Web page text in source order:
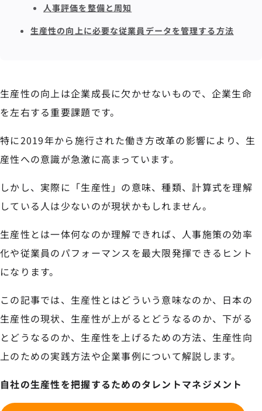
人事評価を整備と周知
生産性の向上に必要な従業員データを管理する方法
生産性の向上は企業成長に欠かせないもので、企業生命
を左右する重要課題です。
特に2019年から施行された働き方改革の影響により、生
産性への意識が急激に高まっています。
しかし、実際に「生産性」の意味、種類、計算式を理解
している人は少ないのが現状かもしれません。
生産性とは一体何なのか理解できれば、人事施策の効率
化や従業員のパフォーマンスを最大限発揮できるヒント
になります。
この記事では、生産性とはどういう意味なのか、日本の
生産性の現状、生産性が上がるとどうなるのか、下がる
とどうなるのか、生産性を上げるための方法、生産性向
上のための実践方法や企業事例について解説します。
自社の生産性を把握するためのタレントマネジメント